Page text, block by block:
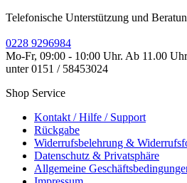
Telefonische Unterstützung und
0228 9296984
Mo-Fr, 09:00 - 10:00 Uhr. Ab 11.00
unter 0151 / 58453024
Shop Service
Kontakt / Hilfe / Support
Rückgabe
Widerrufsbelehrung &
Datenschutz & Privatsphäre
Allgemeine